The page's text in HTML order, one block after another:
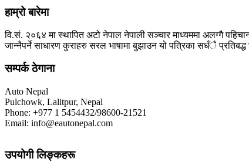
हाम्रो बारेमा
वि.सं. २०६४ मा स्थापित अटो नेपाल नेपाली सञ्चार माध्यममा अलग्गै
जान्नैपर्ने साधारण कुराहरु सरल भाषामा बुझाउन यो पत्रिका सधँै प्रतिबद्ध
सम्पर्क ठेगाना
Auto Nepal
Pulchowk, Lalitpur, Nepal
Phone: +977 1 5454432/98600-21521
Email: info@eautonepal.com
उपयोगी लिङ्कहरू